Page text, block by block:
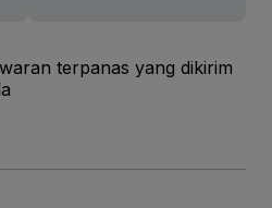
terpanas yang dikirim